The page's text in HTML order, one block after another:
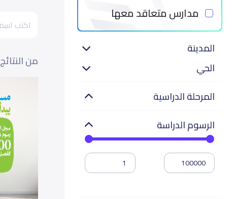
مدارس متعاقد معها
المدينة
الحي
المرحلة الدراسية
الرسوم الدراسة
من النتائج